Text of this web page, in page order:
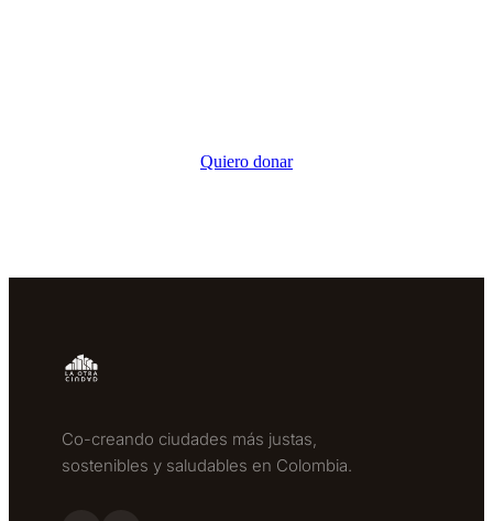
Quiero donar
Co-creando ciudades más justas,
sostenibles y saludables en Colombia.